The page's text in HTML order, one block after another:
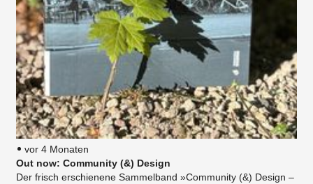
vor 4 Monaten
Out now: Community (&) Design
Der frisch erschienene Sammelband »Community (&) Design –